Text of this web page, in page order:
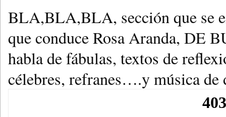
BLA,BLA,BLA, sección que se
que conduce Rosa Aranda, DE
habla de fábulas, textos de
célebres, refranes….y música de